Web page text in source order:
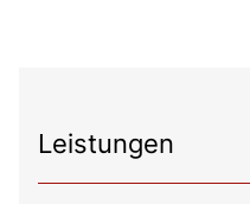
Leistungen